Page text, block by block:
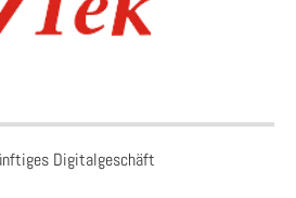
Digitalgeschäft